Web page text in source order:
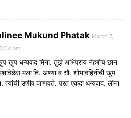
Mukund Phatak March 7,
am
खुप धन्यवाद मिना. तुझे अभिप्राय नेहमीच छान
मला ति. अण्णा व सौ. शोभावहिनींची खुप
उणीव जाणवते. परत एकदा धन्यवाद. लीना